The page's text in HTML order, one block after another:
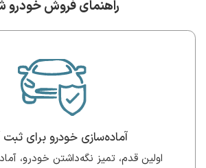
راهنمای فروش خودرو
آماده‌سازی خودرو برای
اولین قدم، تمیز نگه‌داشتن خودرو،